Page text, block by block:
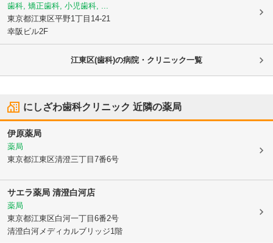
歯科, 矯正歯科, 小児歯科, ...
東京都江東区平野1丁目14-21
幸阪ビル2F
江東区(歯科)の病院・クリニック一覧
にしざわ歯科クリニック 近隣の薬局
伊原薬局
薬局
東京都江東区清澄三丁目7番6号
サエラ薬局 清澄白河店
薬局
東京都江東区白河一丁目6番2号
清澄白河メディカルブリッジ1階